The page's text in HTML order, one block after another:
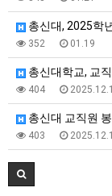
총신대, 2025학
352 01.19
총신대학교, 교
404
총신대 교직원
403